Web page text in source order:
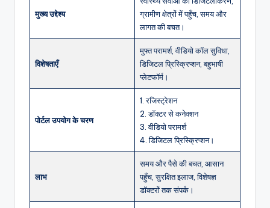
मुख्य उद्देश्य
ग्रामीण क्षेत्रों में पहुँच, समय और
लागत की बचत।
विशेषताएँ
मुफ्त परामर्श, वीडियो कॉल सुविधा,
डिजिटल प्रिस्क्रिप्शन, बहुभाषी
प्लेटफॉर्म।
पोर्टल उपयोग के चरण
1. रजिस्ट्रेशन
2. डॉक्टर से कनेक्शन
3. वीडियो परामर्श
4. डिजिटल प्रिस्क्रिप्शन।
लाभ
समय और पैसे की बचत, आसान
पहुँच, सुरक्षित इलाज, विशेषज्ञ
डॉक्टरों तक संपर्क।